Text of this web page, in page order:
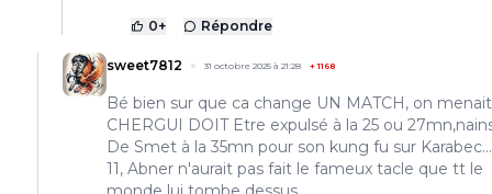
0+ Répondre
sweet7812 31 octobre 2025 à 21:28 +1168
Bé bien sur que ca change UN MATCH, on menait
CHERGUI DOIT Etre expulsé à la 25 ou
De Smet à la 35mn pour son kung fu sur
11, Abner n'aurait pas fait le fameux tacle que tt le